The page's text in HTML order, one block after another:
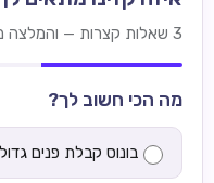
3 שאלות קצרות — והמלצה מותאמת לשחקנים מישראל.
מה הכי חשוב לך?
בונוס קבלת פנים גדול